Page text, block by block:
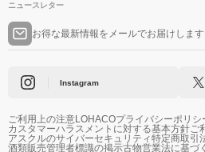
ニュースレター
お得な最新情報をメールでお届けします
Instagram
ご利用上の注意LOHACOプライバシーポリシ
カスタマーハラスメントに対する基本方針ご
アスクルのサイバーセキュリティ特定商取引
酒類販売管理者標識の掲示古物営業法に基づ